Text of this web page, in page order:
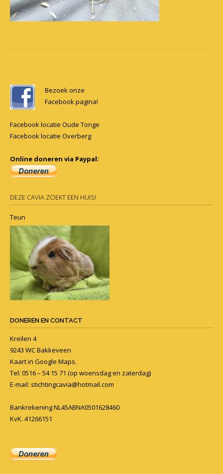
navigation
Bezoek onze
Facebook pagina!
Facebook locatie Oude Tonge
Facebook locatie Overberg
Online doneren via Paypal:
DEZE CAVIA ZOEKT EEN HUIS!
Teun
DONEREN EN CONTACT
Kreilen 4
9243 WC Bakkeveen
Kaart in Google Maps.
Tel: 0516 – 54 15 71 (op woensdag en zaterdag)
E-mail: stichtingcavia@hotmail.com
Bankrekening NL45ABNA0501628460
KvK. 41266151